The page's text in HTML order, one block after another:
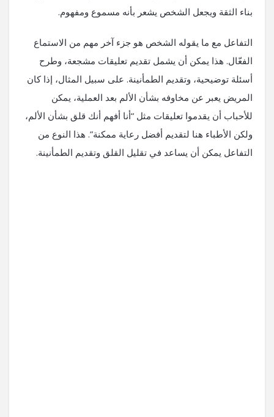
بناء الثقة ويجعل الشخص يشعر بأنه مسموع ومفهوم.
التفاعل مع ما يقوله الشخص هو جزء آخر مهم من الاستماع
الفعّال. هذا يمكن أن يشمل تقديم تعليقات مشجعة، وطرح
أسئلة توضيحية، وتقديم الطمأنينة. على سبيل المثال، إذا كان
المريض يعبر عن مخاوفه بشأن الألم بعد العملية، يمكن
للأحباب أن يقدموا تعليقات مثل “أنا أفهم أنك قلق بشأن الألم،
ولكن الأطباء هنا لتقديم أفضل رعاية ممكنة”. هذا النوع من
التفاعل يمكن أن يساعد في تقليل القلق وتقديم الطمأنينة.